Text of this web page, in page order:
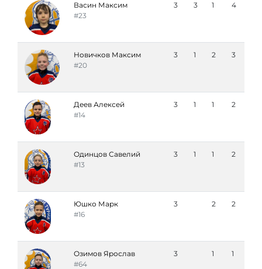
Васин Максим
#23
3 3 1 4
Новичков Максим
#20
3 1 2 3
Деев Алексей
#14
3 1 1 2
Одинцов Савелий
#13
3 1 1 2
Юшко Марк
#16
3 2 2
Озимов Ярослав
#64
3 1 1